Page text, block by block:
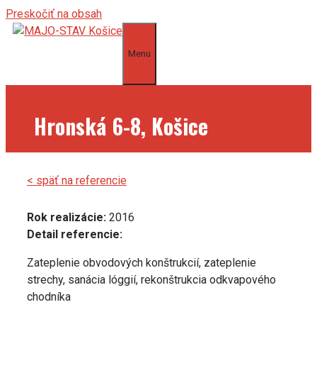
Preskočiť na obsah
Menu
Hronská 6-8, Košice
< späť na referencie
Rok realizácie: 2016
Detail referencie:
Zateplenie obvodových konštrukcií, zateplenie
strechy, sanácia lóggií, rekonštrukcia odkvapového
chodníka